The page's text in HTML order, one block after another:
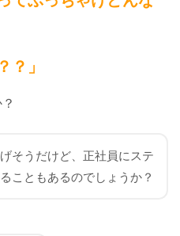
？」
そうだけど、正社員にステ
こともあるのでしょうか？